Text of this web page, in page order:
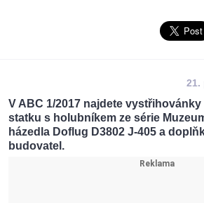
21.
V ABC 1/2017 najdete
statku s holubníkem ze série
házedla Doflug D3802 J-405 a
budovatel.